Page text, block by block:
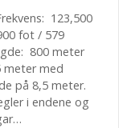
123,500
fot / 579
800 meter
meter med
på 8,5 meter.
i endene og